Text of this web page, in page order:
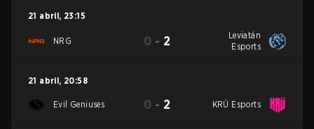
21 abril, 23:15
NRG 0 - 2
Leviatán
Esports
21 abril, 20:58
Evil Geniuses 0 - 2 KRÜ Esports